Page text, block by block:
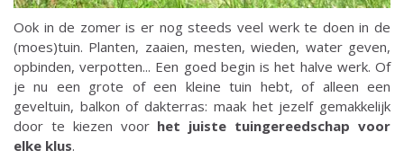
Ook in de zomer is er nog steeds veel werk te doen in de
(moes)tuin. Planten, zaaien, mesten, wieden, water geven,
opbinden, verpotten... Een goed begin is het halve werk. Of
je nu een grote of een kleine tuin hebt, of alleen een
geveltuin, balkon of dakterras: maak het jezelf gemakkelijk
door te kiezen voor het juiste tuingereedschap voor
elke klus.